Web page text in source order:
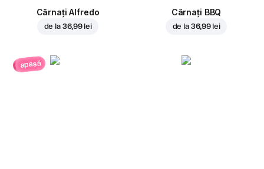
Cârnați Alfredo
de la 36,99 lei
Cârnați BBQ
de la 36,99 lei
apasă